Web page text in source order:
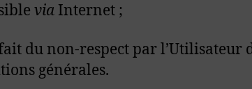
via Internet ;
du non-respect par l’Utilisateur
générales.